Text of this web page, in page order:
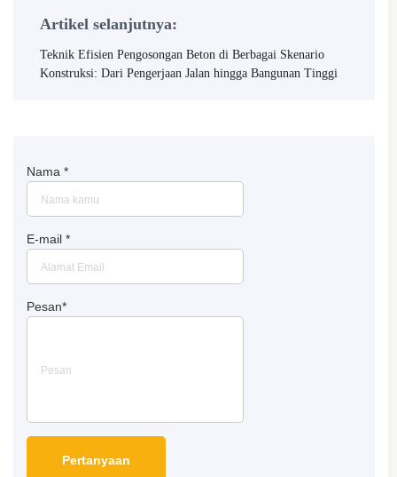
Artikel selanjutnya:
Teknik Efisien Pengosongan Beton di Berbagai Skenario
Konstruksi: Dari Pengerjaan Jalan hingga Bangunan Tinggi
Nama *
E-mail *
Pesan*